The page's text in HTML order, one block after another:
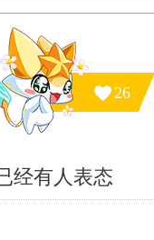
26
经有人表态